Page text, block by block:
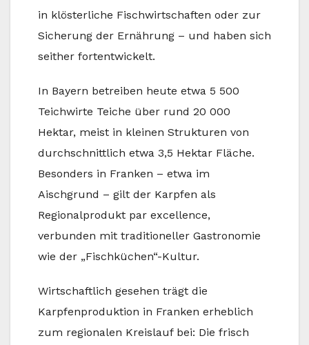
in klösterliche Fischwirtschaften oder zur
Sicherung der Ernährung – und haben sich
seither fortentwickelt.
In Bayern betreiben heute etwa 5 500
Teichwirte Teiche über rund 20 000
Hektar, meist in kleinen Strukturen von
durchschnittlich etwa 3,5 Hektar Fläche.
Besonders in Franken – etwa im
Aischgrund – gilt der Karpfen als
Regionalprodukt par excellence,
verbunden mit traditioneller Gastronomie
wie der „Fischküchen“-Kultur.
Wirtschaftlich gesehen trägt die
Karpfenproduktion in Franken erheblich
zum regionalen Kreislauf bei: Die frisch